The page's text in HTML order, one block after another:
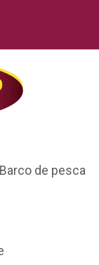
de pesca